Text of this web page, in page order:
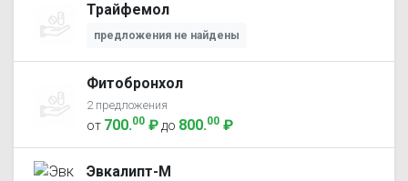
Трайфемол
предложения не найдены
Фитобронхол
2 предложения
от 700.00 ₽ до 800.00 ₽
Эвкалипт-М